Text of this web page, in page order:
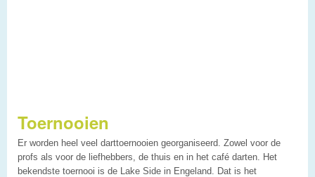
Toernooien
Er worden heel veel darttoernooien georganiseerd. Zowel voor de
profs als voor de liefhebbers, de thuis en in het café darten. Het
bekendste toernooi is de Lake Side in Engeland. Dat is het